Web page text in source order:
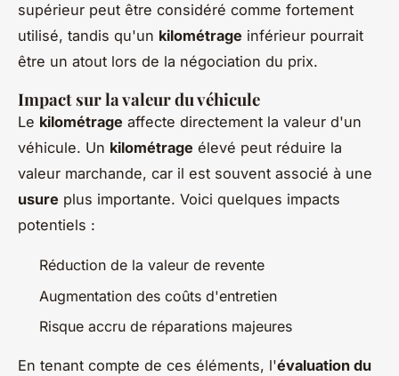
supérieur peut être considéré comme fortement
utilisé, tandis qu'un kilométrage inférieur pourrait
être un atout lors de la négociation du prix.
Impact sur la valeur du véhicule
Le kilométrage affecte directement la valeur d'un
véhicule. Un kilométrage élevé peut réduire la
valeur marchande, car il est souvent associé à une
usure plus importante. Voici quelques impacts
potentiels :
Réduction de la valeur de revente
Augmentation des coûts d'entretien
Risque accru de réparations majeures
En tenant compte de ces éléments, l'évaluation du